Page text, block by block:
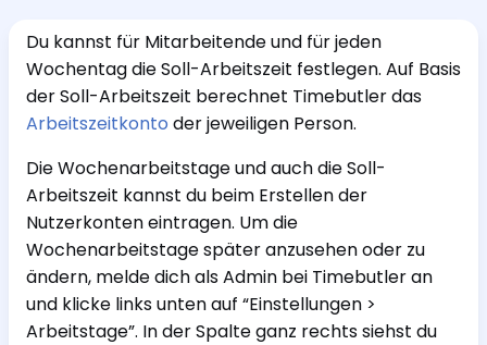
Du kannst für Mitarbeitende und für jeden
Wochentag die Soll-Arbeitszeit festlegen. Auf Basis
der Soll-Arbeitszeit berechnet Timebutler das
Arbeitszeitkonto der jeweiligen Person.
Die Wochenarbeitstage und auch die Soll-
Arbeitszeit kannst du beim Erstellen der
Nutzerkonten eintragen. Um die
Wochenarbeitstage später anzusehen oder zu
ändern, melde dich als Admin bei Timebutler an
und klicke links unten auf “Einstellungen >
Arbeitstage”. In der Spalte ganz rechts siehst du